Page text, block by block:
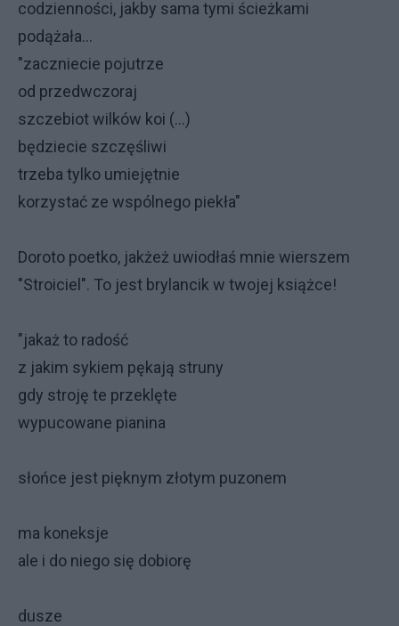
codzienności, jakby sama tymi ścieżkami
podążała...
"zaczniecie pojutrze
od przedwczoraj
szczebiot wilków koi (...)
będziecie szczęśliwi
trzeba tylko umiejętnie
korzystać ze wspólnego piekła"
Doroto poetko, jakżeż uwiodłaś mnie wierszem
"Stroiciel". To jest brylancik w twojej książce!
"jakaż to radość
z jakim sykiem pękają struny
gdy stroję te przeklęte
wypucowane pianina
słońce jest pięknym złotym puzonem
ma koneksje
ale i do niego się dobiorę
dusze